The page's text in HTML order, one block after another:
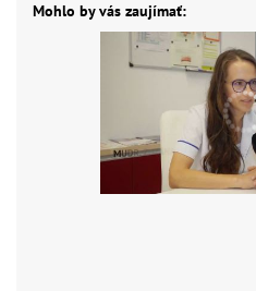
Mohlo by vás zaujímať: